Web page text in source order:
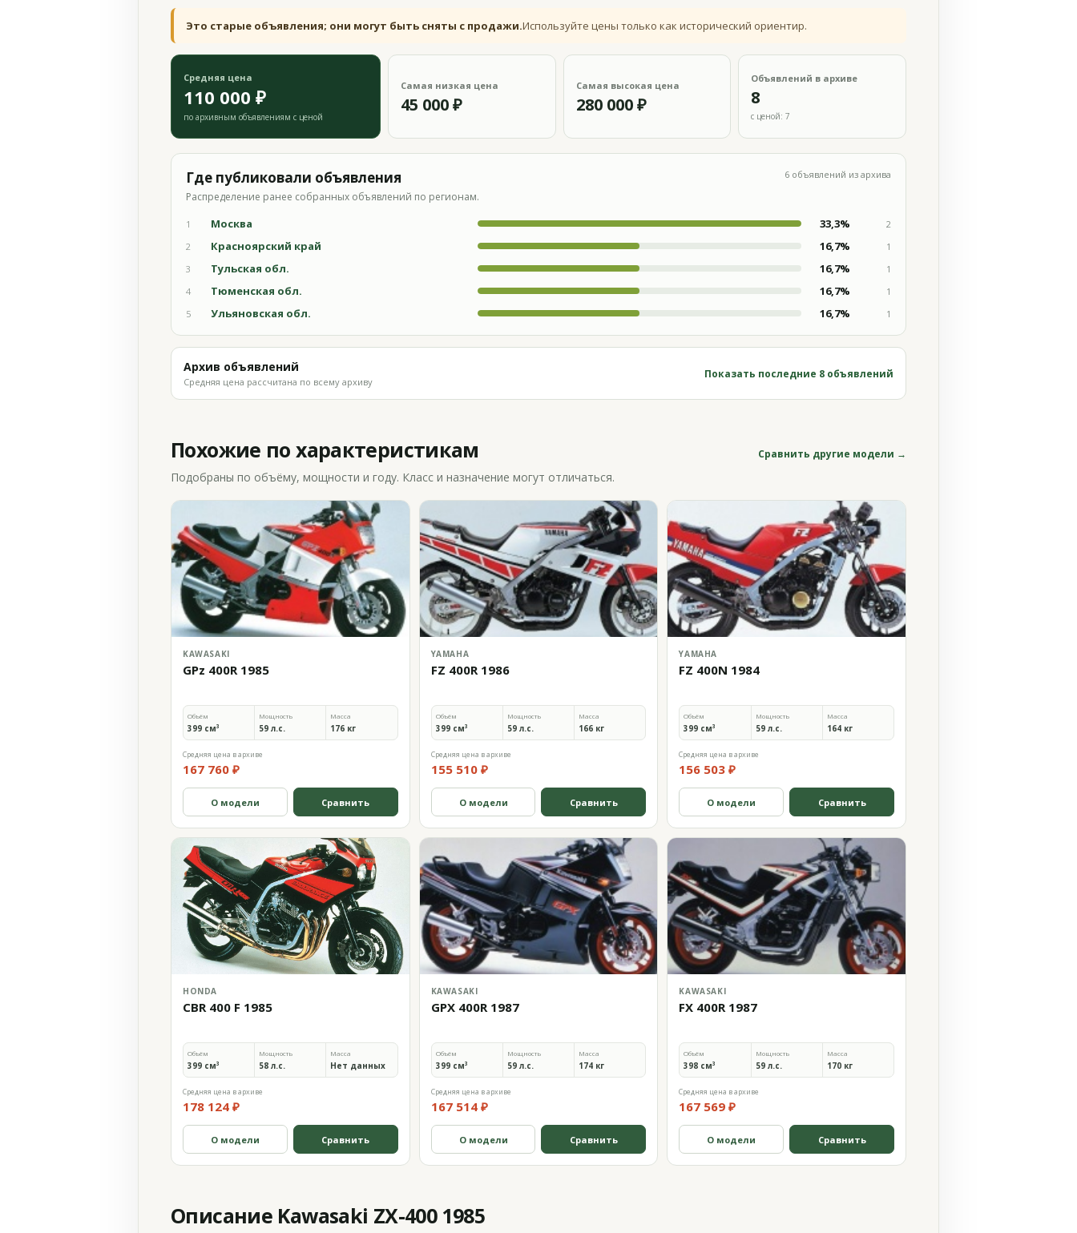
Это старые объявления; они могут быть сняты с продажи.Используйте цены только как исторический ориентир.
Средняя цена
110 000 ₽
по архивным объявлениям с ценой
Самая низкая цена
45 000 ₽
Самая высокая цена
280 000 ₽
Объявлений в архиве
8
с ценой: 7
Где публиковали объявления
Распределение ранее собранных объявлений по регионам.
6 объявлений из архива
1 Москва 33,3%
2
2
Красноярский край 16,7%
1
3
Тульская обл. 16,7%
1
4
Тюменская обл. 16,7%
1
5
Ульяновская обл. 16,7% 1
Архив объявлений
Средняя цена рассчитана по всему архиву
Показать последние 8 объявлений
Похожие по характеристикам Сравнить другие модели →
Подобраны по объёму, мощности и году. Класс и назначение могут отличаться.
KAWASAKI
GPz 400R 1985
Объём
399 см³
Мощность
59 л.с.
Масса
176 кг
Средняя цена в архиве
167 760 ₽
О модели Сравнить
YAMAHA
FZ 400R 1986
Объём
399 см³
Мощность
59 л.с.
Масса
166 кг
Средняя цена в архиве
155 510 ₽
О модели Сравнить
YAMAHA
FZ 400N 1984
Объём
399 см³
Мощность
59 л.с.
Масса
164 кг
Средняя цена в архиве
156 503 ₽
О модели Сравнить
HONDA
CBR 400 F 1985
Объём
399 см³
Мощность
58 л.с.
Масса
Нет данных
Средняя цена в архиве
178 124 ₽
О модели Сравнить
KAWASAKI
GPX 400R 1987
Объём
399 см³
Мощность
59 л.с.
Масса
174 кг
Средняя цена в архиве
167 514 ₽
О модели Сравнить
KAWASAKI
FX 400R 1987
Объём
398 см³
Мощность
59 л.с.
Масса
170 кг
Средняя цена в архиве
167 569 ₽
О модели Сравнить
Описание Kawasaki ZX-400 1985